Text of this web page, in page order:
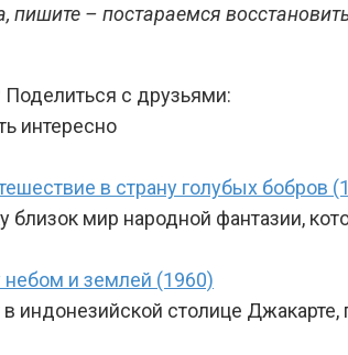
пишите – постараемся
Поделиться с друзьями:
интересно
в страну голубых бобров
мир народной фантазии,
и землей (1960)
индонезийской столице